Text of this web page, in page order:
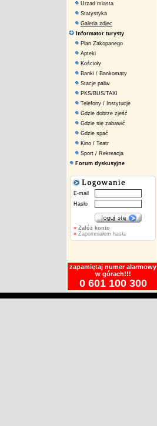
Urzad miasta
Statystyka
Galeria zdjec
Informator turysty
Plan Zakopanego
Apteki
Kościoły
Banki / Bankomaty
Stacje paliw
PKS/BUS/TAXI
Telefony / Instytucje
Gdzie dobrze zjeść
Gdzie się zabawić
Gdzie spać
Kino / Teatr
Sport / Rekreacja
Forum dyskusyjne
E-mail
Hasło
» Załóż konto
» Zapomniałem hasła
zapamiętaj numer alarmowy
w górach!!!
0 601 100 300